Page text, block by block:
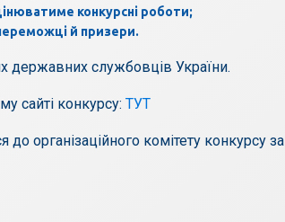
конкурсні роботи;
й призери.
державних службовців України.
сайті конкурсу: ТУТ
організаційного комітету конкурсу за